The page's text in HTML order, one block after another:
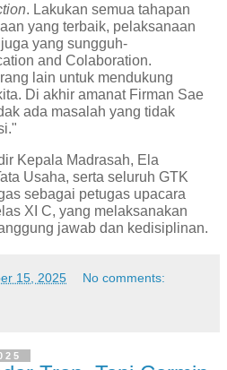
. Lakukan semua tahapan
yang terbaik, pelaksanaan
yang sungguh-
and Colaboration.
lain untuk mendukung
Di akhir amanat Firman Sae
ada masalah yang tidak
Kepala Madrasah, Ela
Usaha, serta seluruh GTK
sebagai petugas upacara
XI C, yang melaksanakan
jawab dan kedisiplinan.
15, 2025 No comments: